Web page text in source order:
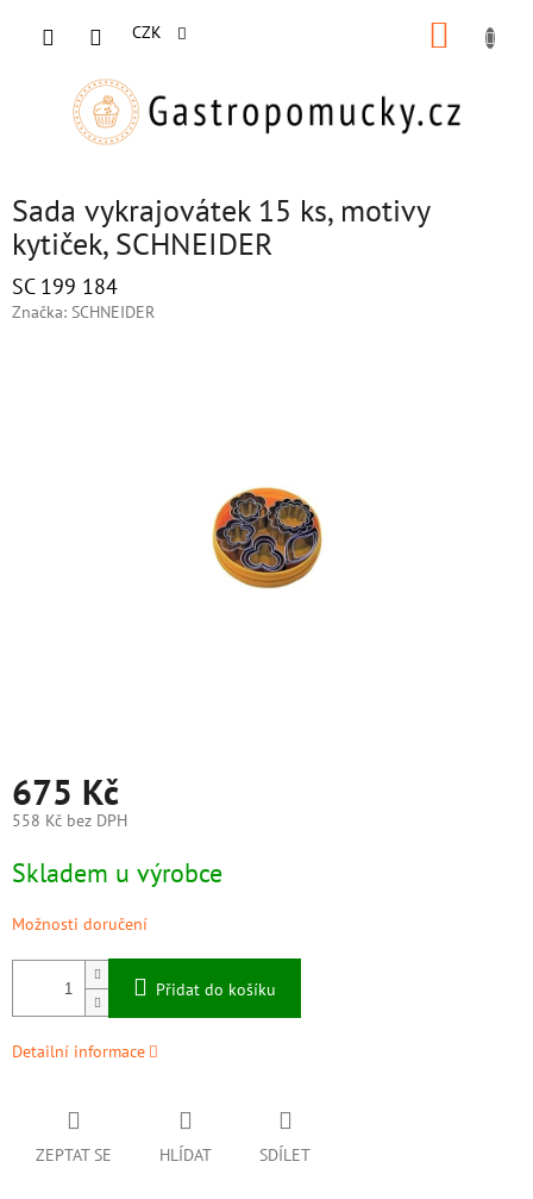
CZK
Sada vykrajovátek 15 ks, motivy
kytiček, SCHNEIDER
SC 199 184
Značka: SCHNEIDER
675 Kč
558 Kč bez DPH
cena:
Skladem u výrobce
Možnosti doručení
Přidat do košíku
Detailní informace
ZEPTAT SE HLÍDAT SDÍLET